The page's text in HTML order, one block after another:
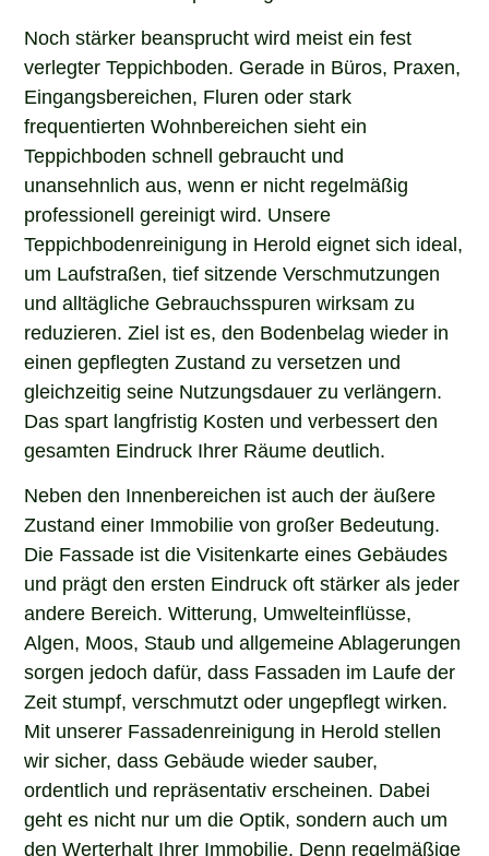
Noch stärker beansprucht wird meist ein fest
verlegter Teppichboden. Gerade in Büros, Praxen,
Eingangsbereichen, Fluren oder stark
frequentierten Wohnbereichen sieht ein
Teppichboden schnell gebraucht und
unansehnlich aus, wenn er nicht regelmäßig
professionell gereinigt wird. Unsere
Teppichbodenreinigung in Herold eignet sich ideal,
um Laufstraßen, tief sitzende Verschmutzungen
und alltägliche Gebrauchsspuren wirksam zu
reduzieren. Ziel ist es, den Bodenbelag wieder in
einen gepflegten Zustand zu versetzen und
gleichzeitig seine Nutzungsdauer zu verlängern.
Das spart langfristig Kosten und verbessert den
gesamten Eindruck Ihrer Räume deutlich.
Neben den Innenbereichen ist auch der äußere
Zustand einer Immobilie von großer Bedeutung.
Die Fassade ist die Visitenkarte eines Gebäudes
und prägt den ersten Eindruck oft stärker als jeder
andere Bereich. Witterung, Umwelteinflüsse,
Algen, Moos, Staub und allgemeine Ablagerungen
sorgen jedoch dafür, dass Fassaden im Laufe der
Zeit stumpf, verschmutzt oder ungepflegt wirken.
Mit unserer Fassadenreinigung in Herold stellen
wir sicher, dass Gebäude wieder sauber,
ordentlich und repräsentativ erscheinen. Dabei
geht es nicht nur um die Optik, sondern auch um
den Werterhalt Ihrer Immobilie. Denn regelmäßige